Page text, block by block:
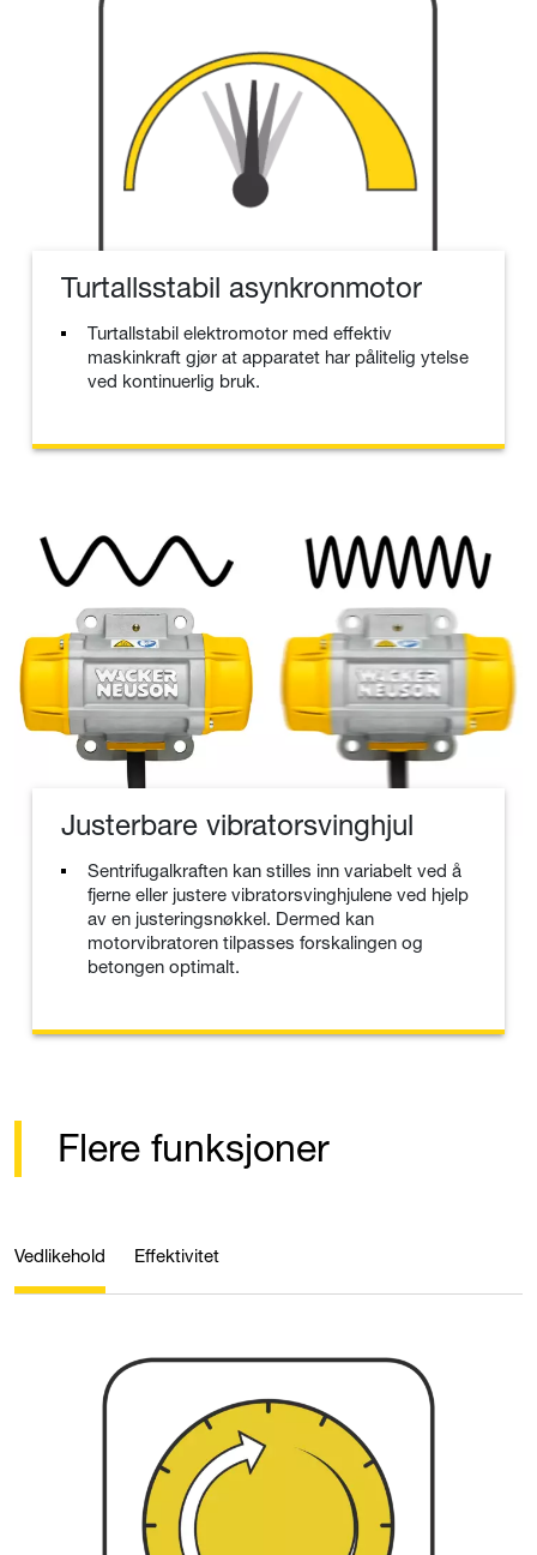
Turtallsstabil asynkronmotor
Turtallstabil elektromotor med effektiv
maskinkraft gjør at apparatet har pålitelig ytelse
ved kontinuerlig bruk.
Justerbare vibratorsvinghjul
Sentrifugalkraften kan stilles inn variabelt ved å
fjerne eller justere vibratorsvinghjulene ved hjelp
av en justeringsnøkkel. Dermed kan
motorvibratoren tilpasses forskalingen og
betongen optimalt.
Flere funksjoner
Vedlikehold Effektivitet